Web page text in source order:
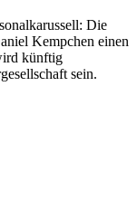
Die
Kempchen einen
künftig
sein.